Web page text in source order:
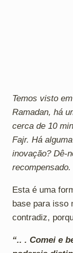
Temos visto
Ramadan, há
cerca de 10
Fajr. Há
inovação? Dê-
recompensado.
Esta é uma
base para isso
contradiz,
“.. . Comei e